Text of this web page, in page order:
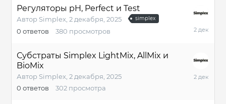
Регуляторы pH, Perfect и Test
Автор Simplex 2 декабря, 2025 simplex
0 ответов 380 просмотров
2
Субстраты Simplex LightMix, AllMix и
BioMix
Автор Simplex, 2 декабря, 2025
0 ответов 302 просмотра
2